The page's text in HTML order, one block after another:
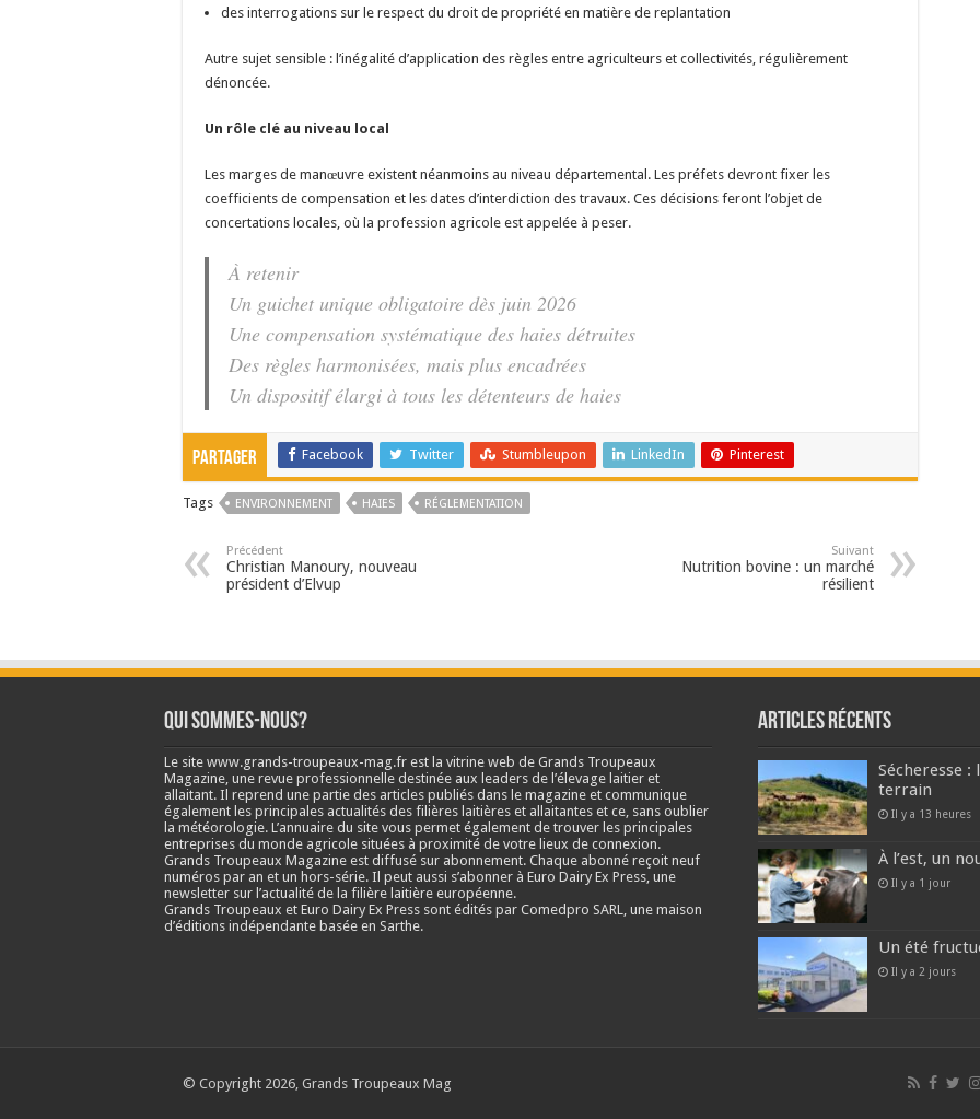
des interrogations sur le respect du droit de propriété en matière de replantation
Autre sujet sensible : l’inégalité d’application des règles entre agriculteurs et collectivités, régulièrement
dénoncée.
Un rôle clé au niveau local
Les marges de manœuvre existent néanmoins au niveau départemental. Les préfets devront fixer les
coefficients de compensation et les dates d’interdiction des travaux. Ces décisions feront l’objet de
concertations locales, où la profession agricole est appelée à peser.
À retenir
Un guichet unique obligatoire dès juin 2026
Une compensation systématique des haies détruites
Des règles harmonisées, mais plus encadrées
Un dispositif élargi à tous les détenteurs de haies
Partager Facebook Twitter Stumbleupon LinkedIn Pinterest
Tags ENVIRONNEMENT HAIES RÉGLEMENTATION
Précédent
Christian Manoury, nouveau
président d’Elvup
Suivant
Nutrition bovine : un marché
résilient
Qui sommes-nous?
Le site www.grands-troupeaux-mag.fr est la vitrine web de Grands Troupeaux
Magazine, une revue professionnelle destinée aux leaders de l’élevage laitier et
allaitant. Il reprend une partie des articles publiés dans le magazine et communique
également les principales actualités des filières laitières et allaitantes et ce, sans oublier
la météorologie. L’annuaire du site vous permet également de trouver les principales
entreprises du monde agricole situées à proximité de votre lieux de connexion.
Grands Troupeaux Magazine est diffusé sur abonnement. Chaque abonné reçoit neuf
numéros par an et un hors-série. Il peut aussi s’abonner à Euro Dairy Ex Press, une
newsletter sur l’actualité de la filière laitière européenne.
Grands Troupeaux et Euro Dairy Ex Press sont édités par Comedpro SARL, une maison
d’éditions indépendante basée en Sarthe.
Articles récents
Sécheresse
terrain
Il y a 13 heures
À l’est, un
Il y a 1 jour
Un été
Il y a 2 jours
© Copyright 2026, Grands Troupeaux Mag